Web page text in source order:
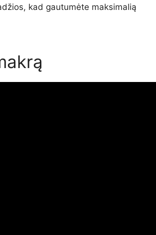
kad gautumėte maksimalią